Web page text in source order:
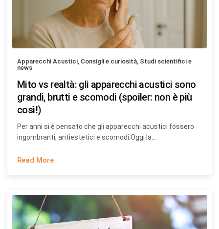
Apparecchi Acustici Consigli e curiosità Studi scientifici e
news
Mito vs realtà: gli apparecchi acustici sono
grandi, brutti e scomodi (spoiler: non è più
così!)
Per anni si è pensato che gli apparecchi acustici fossero
ingombranti, antiestetici e scomodi.Oggi la…
Read More